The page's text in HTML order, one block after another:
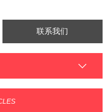
联系我们